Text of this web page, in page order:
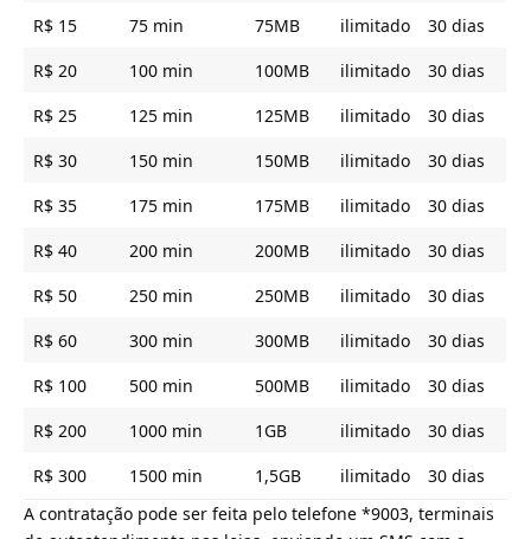
R$ 15
75 min 75MB ilimitado
30 dias
R$ 20
100 min 100MB ilimitado
30 dias
R$ 25
125 min 125MB ilimitado
30 dias
R$ 30
150 min 150MB ilimitado
30 dias
R$ 35
175 min 175MB ilimitado
30 dias
R$ 40
200 min 200MB ilimitado
30 dias
R$ 50
250 min 250MB ilimitado
30 dias
R$ 60
300 min 300MB ilimitado
30 dias
R$ 100
500 min 500MB ilimitado
30 dias
R$ 200
1000 min 1GB ilimitado
30 dias
R$ 300
1500 min 1,5GB ilimitado
30 dias
A contratação pode ser feita pelo telefone *9003, terminais